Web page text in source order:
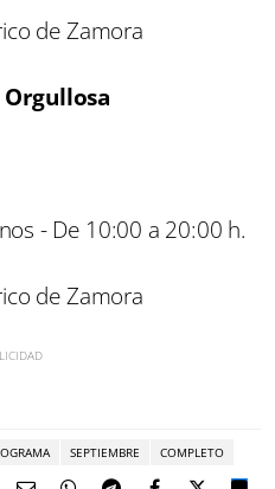
de Zamora
- De 10:00 a 20:00 h.
de Zamora
SEPTIEMBRE COMPLETO